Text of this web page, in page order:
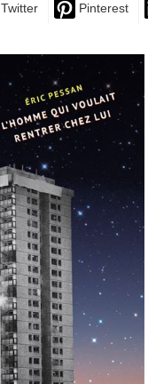
Twitter Pinterest